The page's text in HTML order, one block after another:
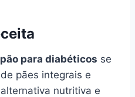
para diabéticos se
pães integrais e
nutritiva e